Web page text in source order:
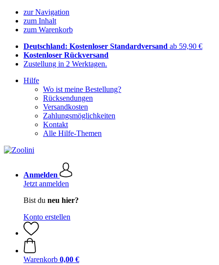
zur Navigation
zum Inhalt
zum Warenkorb
Deutschland: Kostenloser Standardversand ab 59,90 €
Kostenloser Rückversand
Zustellung in 2 Werktagen.
Hilfe
Wo ist meine Bestellung?
Rücksendungen
Versandkosten
Zahlungsmöglichkeiten
Kontakt
Alle Hilfe-Themen
Anmelden
Jetzt anmelden
Bist du neu hier?
Konto erstellen
Warenkorb 0,00 €